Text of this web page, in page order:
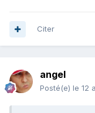
Citer
angel
Posté(e) le 12